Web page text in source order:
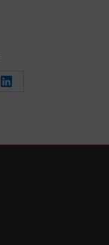
Share